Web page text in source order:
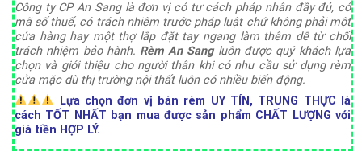
Công ty CP An Sang là đơn vị có tư cách pháp nhân đầy đủ, có
mã số thuế, có trách nhiệm trước pháp luật chứ không phải một
cửa hàng hay một thợ lắp đặt tay ngang làm thêm dễ từ chối
trách nhiệm bảo hành. Rèm An Sangluôn được quý khách lựa
chọn và giới thiệu cho người thân khi có nhu cầu sử dụng rèm
cửa mặc dù thị trường nội thất luôn có nhiều biến động.
Lựa chọn đơn vị bán rèm UY TÍN, TRUNG THỰC là
cách TỐT NHẤT bạn mua được sản phẩm CHẤT LƯỢNG với
giá tiền HỢP LÝ.